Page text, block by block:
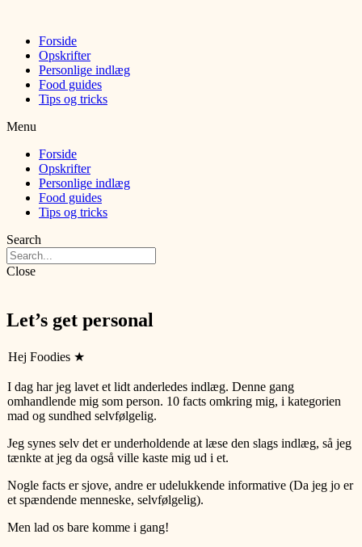
Forside
Opskrifter
Personlige indlæg
Food guides
Tips og tricks
Menu
Forside
Opskrifter
Personlige indlæg
Food guides
Tips og tricks
Search
Close
Let’s get personal
Hej Foodies ★
I dag har jeg lavet et lidt anderledes indlæg. Denne gang
omhandlende mig som person. 10 facts omkring mig, i kategorien
mad og sundhed selvfølgelig.
Jeg synes selv det er underholdende at læse den slags indlæg, så jeg
tænkte at jeg da også ville kaste mig ud i et.
Nogle facts er sjove, andre er udelukkende informative (Da jeg jo er
et spændende menneske, selvfølgelig).
Men lad os bare komme i gang!